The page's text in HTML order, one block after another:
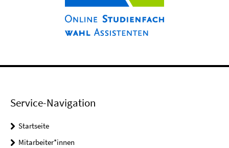
Service-Navigation
Startseite
Mitarbeiter*innen